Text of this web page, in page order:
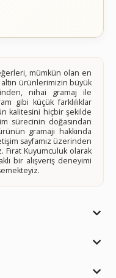
mümkün olan en
altın ürünlerimizin büyük
nihai gramaj ile
gibi küçük farklılıklar
kalitesini hiçbir şekilde
sürecinin doğasından
gramajı hakkında
sayfamız üzerinden
Kuyumculuk olarak
bir alışveriş deneyimi